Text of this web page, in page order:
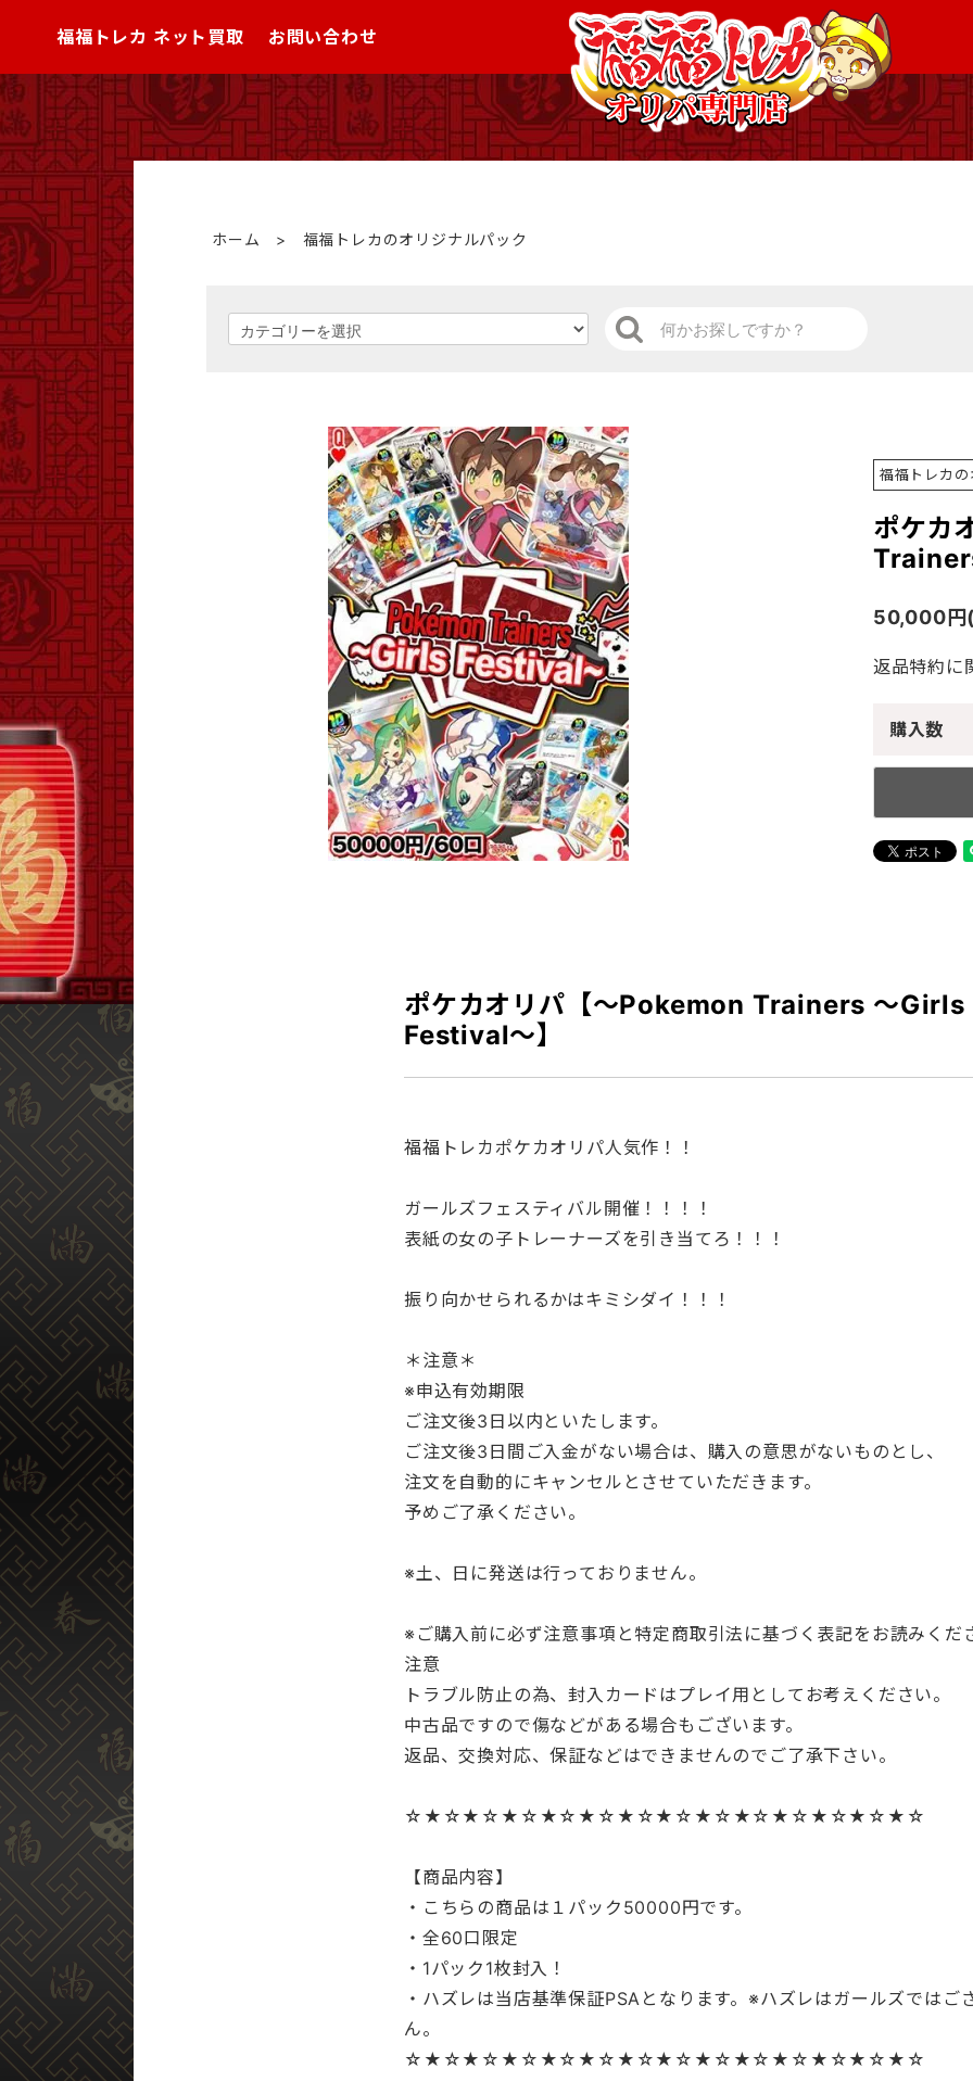
福福トレカ ネット買取 お問い合わせ
ホーム > 福福トレカのオリジナルパック
福福トレカ
ポケカ
50,000円
返品特約に
購入数
ポケカオリパ【～Pokemon Trainers ～Girls
Festival～】
福福トレカポケカオリパ人気作！！
ガールズフェスティバル開催！！！！
表紙の女の子トレーナーズを引き当てろ！！！
振り向かせられるかはキミシダイ！！！
＊注意＊
※申込有効期限
ご注文後3日以内といたします。
ご注文後3日間ご入金がない場合は、購入の意思がないものとし、
注文を自動的にキャンセルとさせていただきます。
予めご了承ください。
※土、日に発送は行っておりません。
※ご購入前に必ず注意事項と特定商取引法に基づく表記をお読みくだ
注意
トラブル防止の為、封入カードはプレイ用としてお考えください。
中古品ですので傷などがある場合もございます。
返品、交換対応、保証などはできませんのでご了承下さい。
☆★☆★☆★☆★☆★☆★☆★☆★☆★☆★☆★☆★☆★☆
【商品内容】
・こちらの商品は１パック50000円です。
・全60口限定
・1パック1枚封入！
・ハズレは当店基準保証PSAとなります。※ハズレはガールズではご
ん。
☆★☆★☆★☆★☆★☆★☆★☆★☆★☆★☆★☆★☆★☆